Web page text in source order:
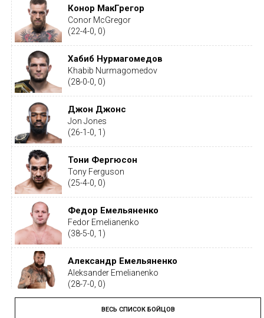
Конор МакГрегор
Conor McGregor
(22-4-0, 0)
Хабиб Нурмагомедов
Khabib Nurmagomedov
(28-0-0, 0)
Джон Джонс
Jon Jones
(26-1-0, 1)
Тони Фергюсон
Tony Ferguson
(25-4-0, 0)
Федор Емельяненко
Fedor Emelianenko
(38-5-0, 1)
Александр Емельяненко
Aleksander Emelianenko
(28-7-0, 0)
Тайрон ВудлиВЕСЬ СПИСОК БОЙЦОВ